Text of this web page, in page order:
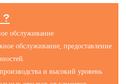
?
обслуживание
обслуживание, предоставление
и высокий уровень